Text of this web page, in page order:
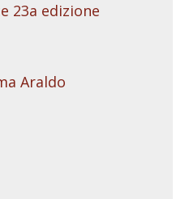
23a edizione
Araldo